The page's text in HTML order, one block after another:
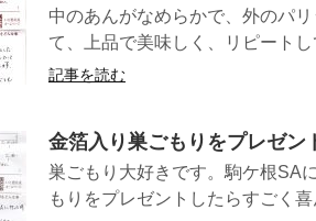
中のあんがなめらかで、外のパ
て、上品で美味しく、リピート
記事を読む
金箔入り巣ごもりをプレゼン
巣ごもり大好きです。駒ケ根SA
もりをプレゼントしたらすごく